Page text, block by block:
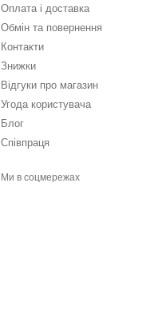
Оплата і доставка
Обмін та повернення
Контакти
Знижки
Відгуки про магазин
Угода користувача
Блог
Співпраця
Ми в соцмережах